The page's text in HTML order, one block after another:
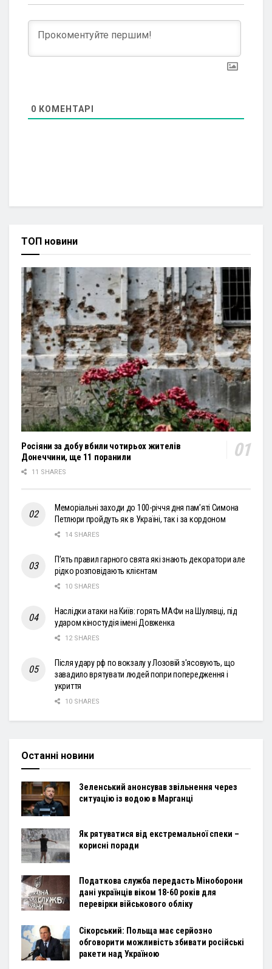
0 КОМЕНТАРІ
ТОП новини
Росіяни за добу вбили чотирьох жителів
Донеччини, ще 11 поранили
11 SHARES
Меморіальні заходи до 100-річчя дня пам’яті Симона
Петлюри пройдуть як в Україні, так і за кордоном
14 SHARES
П’ять правил гарного свята які знають декоратори але
рідко розповідають клієнтам
10 SHARES
Наслідки атаки на Київ: горять МАФи на Шулявці, під
ударом кіностудія імені Довженка
12 SHARES
Після удару рф по вокзалу у Лозовій з'ясовують, що
завадило врятувати людей попри попередження і
укриття
10 SHARES
Останні новини
Зеленський анонсував звільнення через
ситуацію із водою в Марганці
Як рятуватися від екстремальної спеки –
корисні поради
Податкова служба передасть Міноборони
дані українців віком 18-60 років для
перевірки військового обліку
Сікорський: Польща має серйозно
обговорити можливість збивати російські
ракети над Україною